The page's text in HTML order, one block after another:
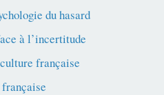
du hasard
à l’incertitude
française